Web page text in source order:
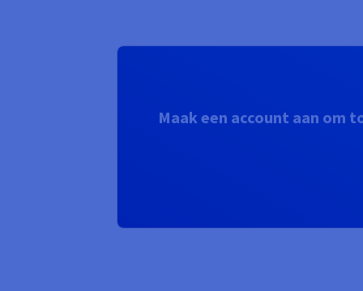
Maak een account aan om